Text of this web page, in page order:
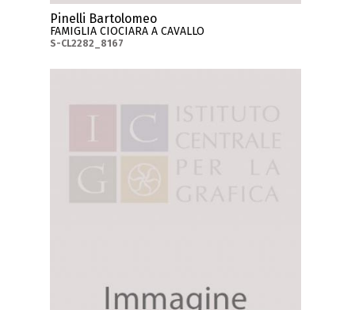
Pinelli Bartolomeo
FAMIGLIA CIOCIARA A CAVALLO
S-CL2282_8167